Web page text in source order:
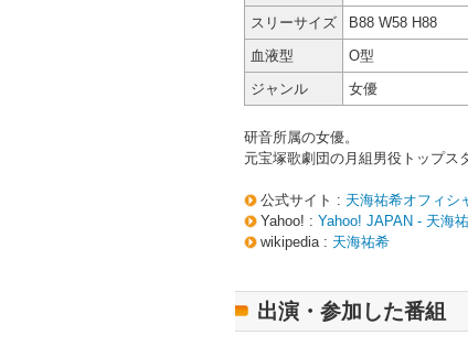
スリーサイズ
B88 W58 H88
血液型
O型
ジャンル
女優
研音所属の女優。
元宝塚歌劇団の月組男役トップス
公式サイト : 天海祐希オフィシ
Yahoo! : Yahoo! JAPAN - 天海
wikipedia : 天海祐希
出演・参加した番組